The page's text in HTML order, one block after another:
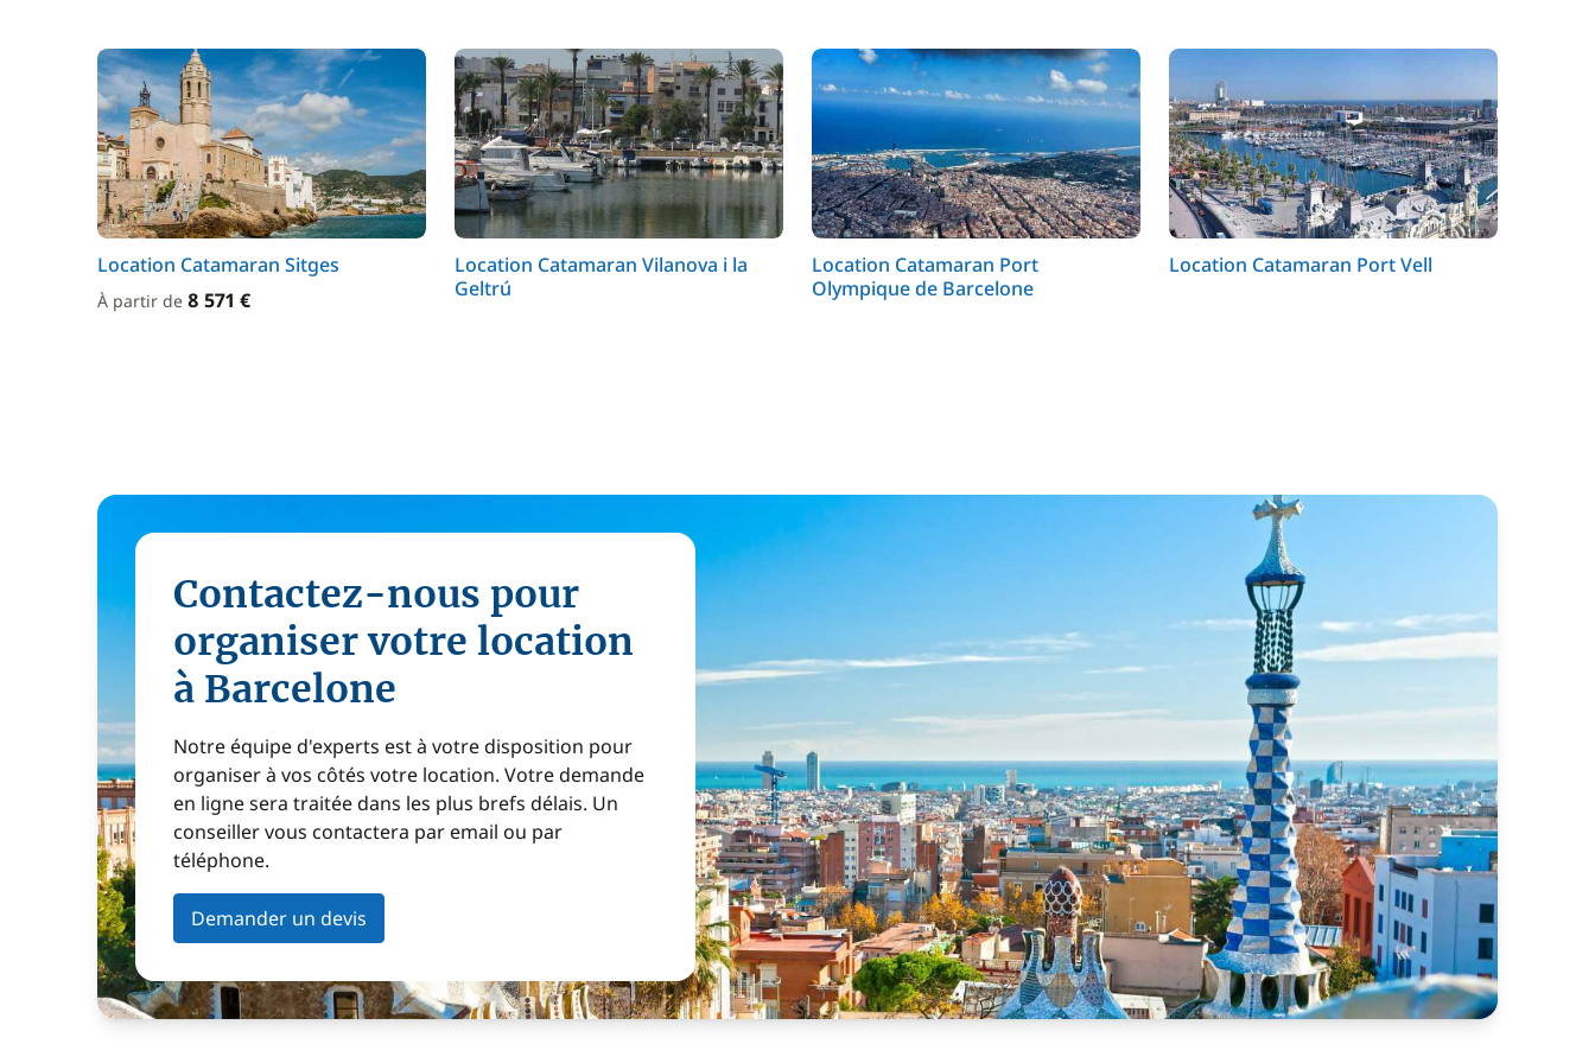
Location Catamaran Sitges
À partir de 8 571 €
Location Catamaran Vilanova i la
Geltrú
Location Catamaran Port
Olympique de Barcelone
Location Catamaran Port Vell
Contactez-nous pour
organiser votre location
à Barcelone
Notre équipe d'experts est à votre disposition pour
organiser à vos côtés votre location. Votre demande
en ligne sera traitée dans les plus brefs délais. Un
conseiller vous contactera par email ou par
téléphone.
Demander un devis